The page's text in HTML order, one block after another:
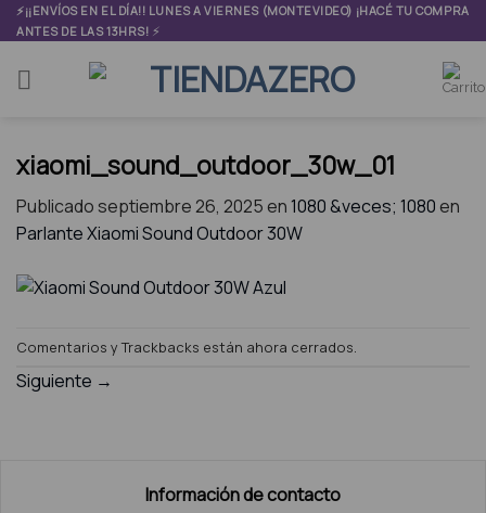
Skip
to
content
⚡¡¡ENVÍOS EN EL DÍA!! LUNES A VIERNES (MONTEVIDEO) ¡HACÉ TU COMPRA
ANTES DE LAS 13HRS! ⚡
xiaomi_sound_outdoor_30w_01
Publicadoseptiembre 26, 2025en1080 &veces; 1080en
Parlante Xiaomi Sound Outdoor 30W
Comentarios y Trackbacks están ahora cerrados.
Siguiente →
Información de contacto